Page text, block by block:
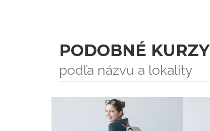
PODOBNÉ KURZY
podľa názvu a lokality